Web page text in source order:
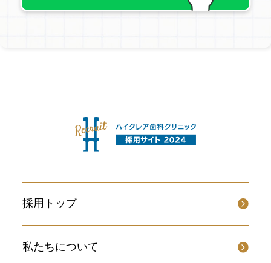
採用トップ
私たちについて